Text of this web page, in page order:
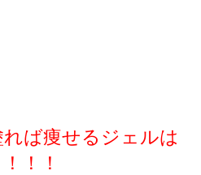
ば痩せるジェルは
！！